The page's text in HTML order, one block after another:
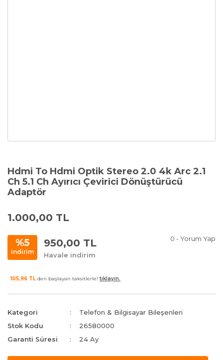
Hdmi To Hdmi Optik Stereo 2.0 4k Arc 2.1
Ch 5.1 Ch Ayırıcı Çevirici Dönüştürücü
Adaptör
1.000,00 TL
%5
indirim
950,00 TL
Havale indirim
0 - Yorum Yap
105,96 TL den başlayan taksitlerle! tıklayın.
Kategori
Telefon & Bilgisayar Bileşenleri
Stok Kodu
26580000
Garanti Süresi
24 Ay